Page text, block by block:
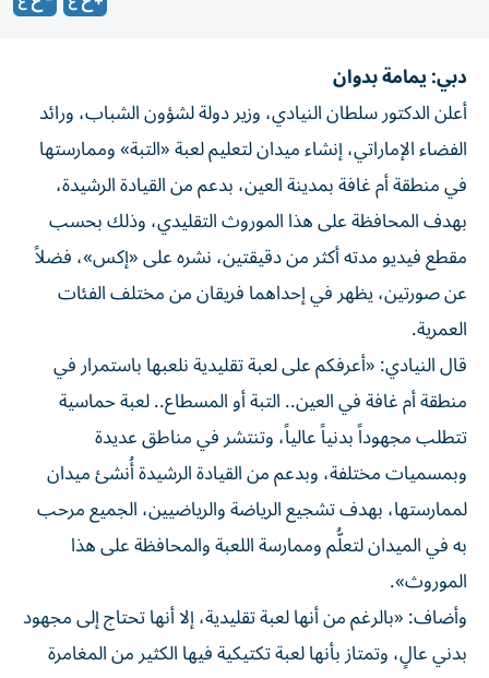
دبي: يمامة بدوان
أعلن الدكتور سلطان النيادي، وزير دولة لشؤون الشباب، ورائد
الفضاء الإماراتي، إنشاء ميدان لتعليم لعبة «التبة» وممارستها
في منطقة أم غافة بمدينة العين، بدعم من القيادة الرشيدة،
بهدف المحافظة على هذا الموروث التقليدي، وذلك بحسب
مقطع فيديو مدته أكثر من دقيقتين، نشره على «إكس»، فضلاً
عن صورتين، يظهر في إحداهما فريقان من مختلف الفئات
العمرية.
قال النيادي: «أعرفكم على لعبة تقليدية نلعبها باستمرار في
منطقة أم غافة في العين.. التبة أو المسطاع.. لعبة حماسية
تتطلب مجهوداً بدنياً عالياً، وتنتشر في مناطق عديدة
وبمسميات مختلفة، وبدعم من القيادة الرشيدة أُنشئ ميدان
لممارستها، بهدف تشجيع الرياضة والرياضيين، الجميع مرحب
به في الميدان لتعلُّم وممارسة اللعبة والمحافظة على هذا
الموروث».
وأضاف: «بالرغم من أنها لعبة تقليدية، إلا أنها تحتاج إلى مجهود
بدني عالٍ، وتمتاز بأنها لعبة تكتيكية فيها الكثير من المغامرة